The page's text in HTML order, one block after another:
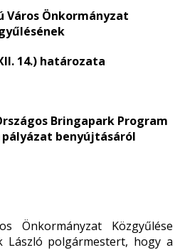
Város Önkormányzat
14.) határozata
Bringapark Program
pályázat benyújtásáról
Önkormányzat Közgyűlése
László polgármestert, hogy a